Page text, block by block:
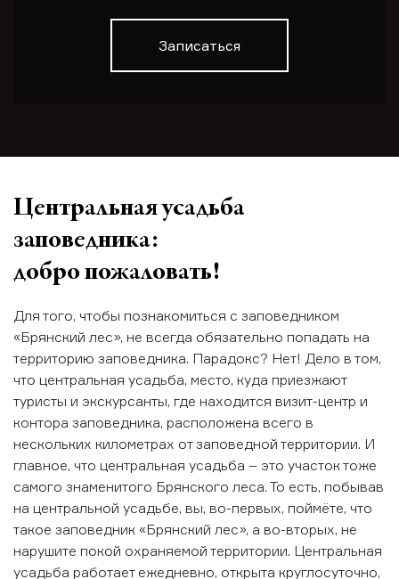
Записаться
Центральная усадьба
заповедника:
добро пожаловать!
Для того, чтобы познакомиться с заповедником
«Брянский лес», не всегда обязательно попадать на
территорию заповедника. Парадокс? Нет! Дело в том,
что центральная усадьба, место, куда приезжают
туристы и экскурсанты, где находится визит-центр и
контора заповедника, расположена всего в
нескольких километрах от заповедной территории. И
главное, что центральная усадьба – это участок тоже
самого знаменитого Брянского леса. То есть, побывав
на центральной усадьбе, вы, во-первых, поймёте, что
такое заповедник «Брянский лес», а во-вторых, не
нарушите покой охраняемой территории. Центральная
усадьба работает ежедневно, открыта круглосуточно,